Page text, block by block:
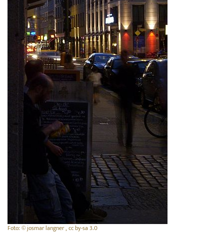
Foto: © josmar langner , cc by-sa 3.0